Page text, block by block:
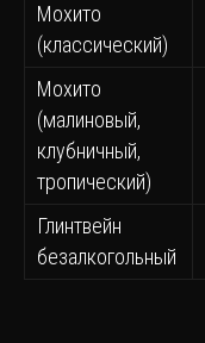
Мохито
(классический)
Мохито
(малиновый,
клубничный,
тропический)
Глинтвейн
безалкогольный